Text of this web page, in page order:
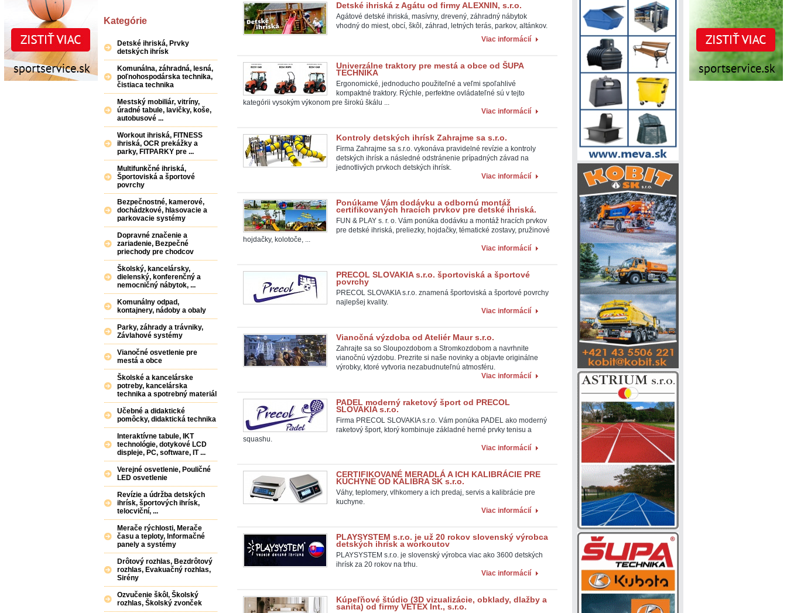
Kategórie
Detské ihriská, Prvky
detských ihrísk
Komunálna, záhradná, lesná,
poľnohospodárska technika,
čistiaca technika
Mestský mobiliár, vitríny,
úradné tabule, lavičky, koše,
autobusové ...
Workout ihriská, FITNESS
ihriská, OCR prekážky a
parky, FITPARKY pre ...
Multifunkčné ihriská,
Športoviská a športové
povrchy
Bezpečnostné, kamerové,
dochádzkové, hlasovacie a
parkovacie systémy
Dopravné značenie a
zariadenie, Bezpečné
priechody pre chodcov
Školský, kancelársky,
dielenský, konferenčný a
nemocničný nábytok, ...
Komunálny odpad,
kontajnery, nádoby a obaly
Parky, záhrady a trávniky,
Závlahové systémy
Vianočné osvetlenie pre
mestá a obce
Školské a kancelárske
potreby, kancelárska
technika a spotrebný materiál
Učebné a didaktické
pomôcky, didaktická technika
Interaktívne tabule, IKT
technológie, dotykové LCD
displeje, PC, software, IT ...
Verejné osvetlenie, Pouličné
LED osvetlenie
Revízie a údržba detských
ihrísk, športových ihrísk,
telocviční, ...
Merače rýchlosti, Merače
času a teploty, Informačné
panely a systémy
Drôtový rozhlas, Bezdrôtový
rozhlas, Evakuačný rozhlas,
Sirény
Ozvučenie škôl, Školský
rozhlas, Školský zvonček
Detské ihriská z Agátu od firmy ALEXNIN, s.r.o.
Agátové detské ihriská, masívny, drevený, záhradný nábytok
vhodný do miest, obcí, škôl, záhrad, letných terás, parkov, altánkov.
Viac informácií
Univerzálne traktory pre mestá a obce od ŠUPA
TECHNIKA
Ergonomické, jednoducho použiteľné a veľmi spoľahlivé
kompaktné traktory. Rýchle, perfektne ovládateľné sú v tejto
kategórii vysokým výkonom pre širokú škálu ...
Viac informácií
Kontroly detských ihrísk Zahrajme sa s.r.o.
Firma Zahrajme sa s.r.o. vykonáva pravidelné revízie a kontroly
detských ihrísk a následné odstránenie prípadných závad na
jednotlivých prvkoch detských ihrísk.
Viac informácií
Ponúkame Vám dodávku a odbornú montáž
certifikovaných hracích prvkov pre detské ihriská.
FUN & PLAY s. r. o. Vám ponúka dodávku a montáž hracích prvkov
pre detské ihriská, preliezky, hojdačky, tématické zostavy, pružinové
hojdačky, kolotoče, ...
Viac informácií
PRECOL SLOVAKIA s.r.o. športoviská a športové
povrchy
PRECOL SLOVAKIA s.r.o. znamená športoviská a športové povrchy
najlepšej kvality.
Viac informácií
Vianočná výzdoba od Ateliér Maur s.r.o.
Zahrajte sa so Sloupozdobom a Stromkozdobom a navrhnite
vianočnú výzdobu. Prezrite si naše novinky a objavte originálne
výrobky, ktoré vytvoria nezabudnuteľnú atmosféru.
Viac informácií
PADEL moderný raketový šport od PRECOL
SLOVAKIA s.r.o.
Firma PRECOL SLOVAKIA s.r.o. Vám ponúka PADEL ako moderný
raketový šport, ktorý kombinuje základné herné prvky tenisu a
squashu.
Viac informácií
CERTIFIKOVANÉ MERADLÁ A ICH KALIBRÁCIE PRE
KUCHYNE OD KALIBRA SK s.r.o.
Váhy, teplomery, vlhkomery a ich predaj, servis a kalibrácie pre
kuchyne.
Viac informácií
PLAYSYSTEM s.r.o. je už 20 rokov slovenský výrobca
detských ihrísk a workoutov
PLAYSYSTEM s.r.o. je slovenský výrobca viac ako 3600 detských
ihrísk za 20 rokov na trhu.
Viac informácií
Kúpeľňové štúdio (3D vizualizácie, obklady, dlažby a
sanita) od firmy VETEX Int., s.r.o.